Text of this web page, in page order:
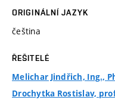
ORIGINÁLNÍ JAZYK
čeština
ŘEŠITELÉ
Melichar Jindřich, Ing.,
Drochytka Rostislav,